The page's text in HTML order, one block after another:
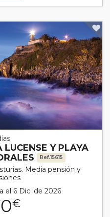
Y PLAYA
Ref.15615
Media pensión y
el 6 Dic. de 2026
€